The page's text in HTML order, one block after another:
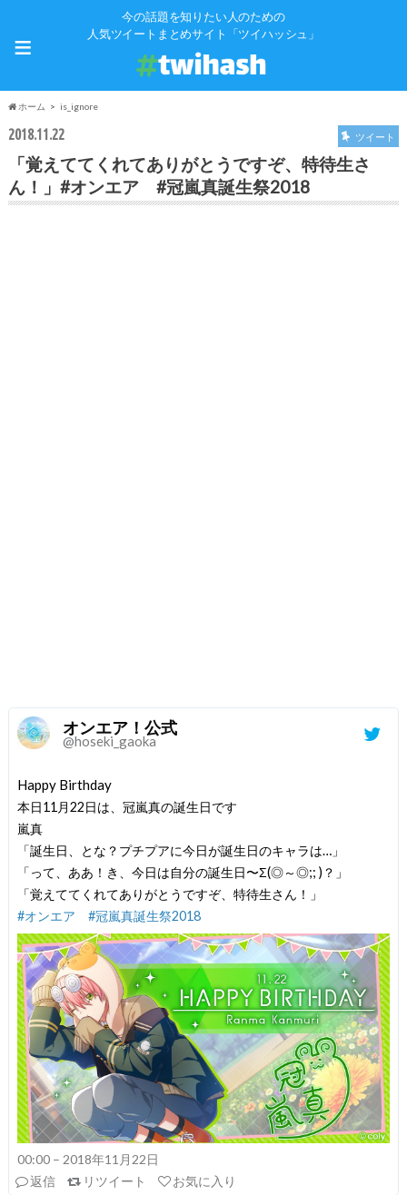
今の話題を知りたい人のための
人気ツイートまとめサイト「ツイハッシュ」
≡
ホーム is_ignore
2018.11.22 ツイート
「覚えててくれてありがとうですぞ、特待生さ
ん！」#オンエア #冠嵐真誕生祭2018
オンエア！公式
@hoseki_gaoka
Happy Birthday
本日11月22日は、冠嵐真の誕生日です
嵐真
「誕生日、とな？プチプアに今日が誕生日のキャラは…」
「って、ああ！き、今日は自分の誕生日〜Σ(◎～◎;; )？」
「覚えててくれてありがとうですぞ、特待生さん！」
#オンエア
#冠嵐真誕生祭2018
00:00 – 2018年11月22日
返信
リツイート お気に入り